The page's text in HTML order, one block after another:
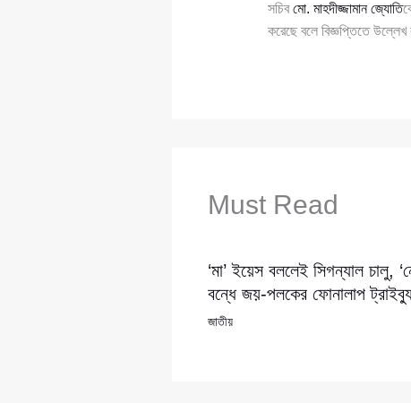
সচিবমো. মাহদীজ্জামান জ্যোতি
করেছে বলে বিজ্ঞপ্তিতে উল্লেখ
Must Read
‘মা’ ইয়েস বললেই সিগন্যাল চালু,
বন্ধে জয়-পলকের ফোনালাপ
জাতীয়